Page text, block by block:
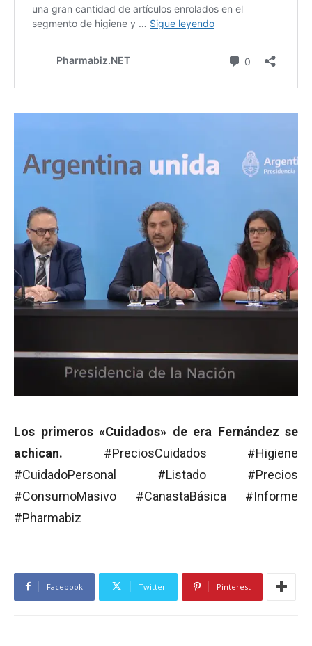
Los primeros «Cuidados» de era Fernández se
achican. #PreciosCuidados #Higiene
#CuidadoPersonal #Listado #Precios
#ConsumoMasivo #CanastaBásica #Informe
#Pharmabiz
Facebook Twitter Pinterest